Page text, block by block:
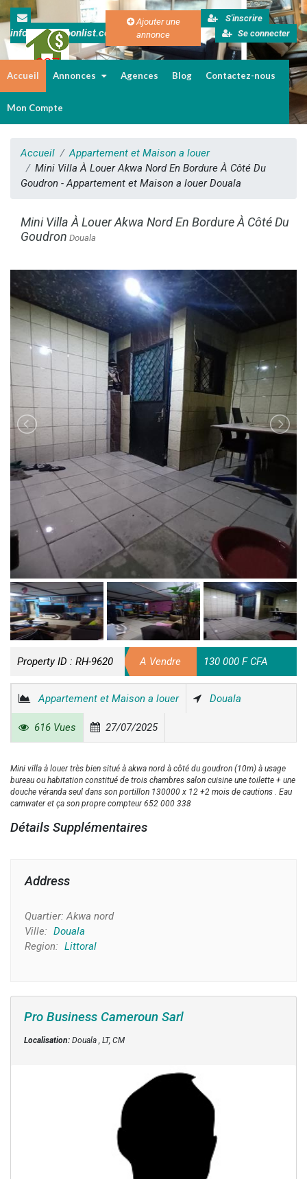
info@cameroonlist.com
Ajouter une
annonce
S'inscrire
Se connecter
Accueil Annonces Agences Blog Contactez-nous
Mon Compte
Accueil
Appartement et Maison a louer
Mini Villa À Louer Akwa Nord En Bordure À Côté Du
Goudron - Appartement et Maison a louer Douala
Mini Villa À Louer Akwa Nord En Bordure À Côté Du
Goudron Douala
Property ID : RH-9620 A Vendre 130 000 F CFA
Appartement et Maison a louer Douala
616 Vues 27/07/2025
Mini villa à louer très bien situé à akwa nord à côté du goudron (10m) à usage
bureau ou habitation constitué de trois chambres salon cuisine une toilette + une
douche véranda seul dans son portillon 130000 x 12 +2 mois de cautions . Eau
camwater et ça son propre compteur 652 000 338
Détails Supplémentaires
Address
Quartier:Akwa nord
Ville: Douala
Region: Littoral
Pro Business Cameroun Sarl
Localisation:Douala , LT, CM